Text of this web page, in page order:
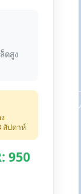
ดสูง
สัปดาห์
950